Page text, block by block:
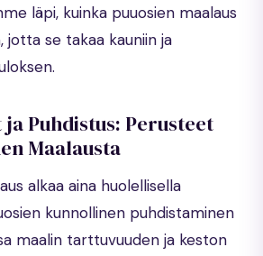
läpi, kuinka puuosien maalaus
jotta se takaa kauniin ja
ja Puhdistus: Perusteet
Maalausta
alkaa aina huolellisella
kunnollinen puhdistaminen
maalin tarttuvuuden ja keston